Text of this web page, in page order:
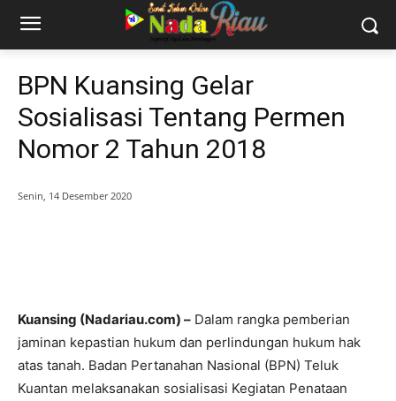
BPN Kuansing Gelar
Sosialisasi Tentang Permen
Nomor 2 Tahun 2018
Senin, 14 Desember 2020
Kuansing (Nadariau.com) – Dalam rangka pemberian
jaminan kepastian hukum dan perlindungan hukum hak
atas tanah. Badan Pertanahan Nasional (BPN) Teluk
Kuantan melaksanakan sosialisasi Kegiatan Penataan